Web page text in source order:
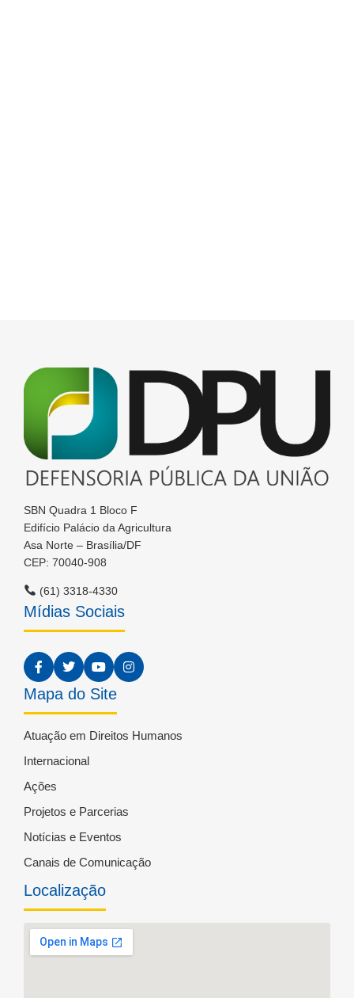
SBN Quadra 1 Bloco F
Edifício Palácio da Agricultura
Asa Norte – Brasília/DF
CEP: 70040-908
(61) 3318-4330
Mídias Sociais
Mapa do Site
Atuação em Direitos Humanos
Internacional
Ações
Projetos e Parcerias
Notícias e Eventos
Canais de Comunicação
Localização